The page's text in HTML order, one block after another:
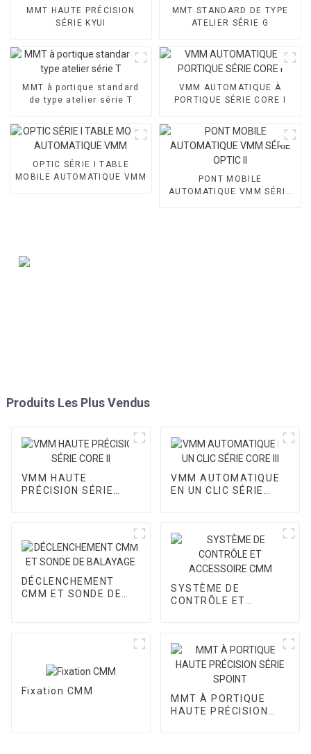
MMT HAUTE PRÉCISION
SÉRIE KYUI
MMT STANDARD DE TYPE
ATELIER SÉRIE G
MMT à portique standard
de type atelier série T
VMM AUTOMATIQUE À
PORTIQUE SÉRIE CORE I
OPTIC SÉRIE I TABLE
MOBILE AUTOMATIQUE VMM
PONT MOBILE
AUTOMATIQUE VMM SÉRIE
Produits Les Plus Vendus
VMM HAUTE
PRÉCISION SÉRIE
VMM AUTOMATIQUE
EN UN CLIC SÉRIE
DÉCLENCHEMENT
CMM ET SONDE DE
SYSTÈME DE
CONTRÔLE ET
Fixation CMM
MMT À PORTIQUE
HAUTE PRÉCISION